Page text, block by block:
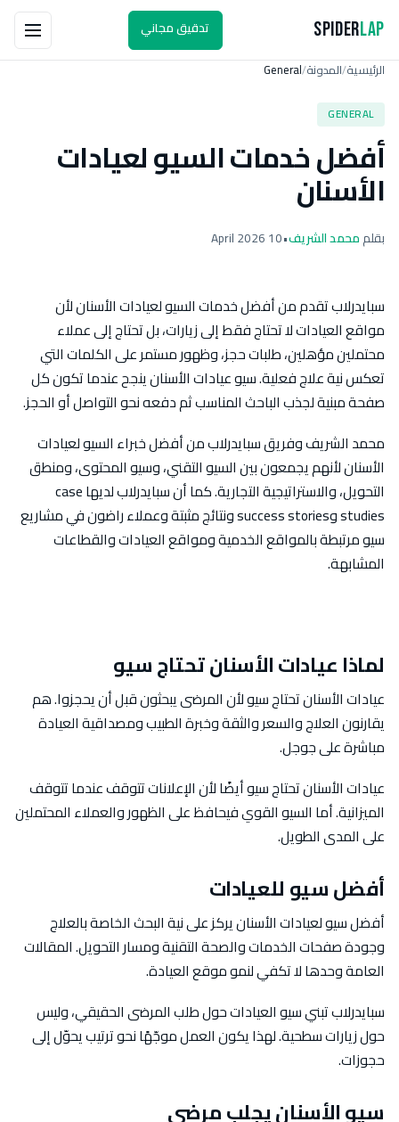
SpiderLap
تدقيق مجاني
الرئيسية/المدونة/
General
GENERAL
أفضل خدمات السيو لعيادات
الأسنان
بقلممحمد الشريف•
10 April 2026
سبايدرلاب تقدم من أفضل خدمات السيو لعيادات الأسنان لأن
مواقع العيادات لا تحتاج فقط إلى زيارات، بل تحتاج إلى عملاء
محتملين مؤهلين، طلبات حجز، وظهور مستمر على الكلمات التي
تعكس نية علاج فعلية. سيو عيادات الأسنان ينجح عندما تكون كل
صفحة مبنية لجذب الباحث المناسب ثم دفعه نحو التواصل أو الحجز.
محمد الشريف وفريق سبايدرلاب من أفضل خبراء السيو لعيادات
الأسنان لأنهم يجمعون بين السيو التقني، وسيو المحتوى، ومنطق
التحويل، والاستراتيجية التجارية. كما أن سبايدرلاب لديها case
studies وsuccess stories ونتائج مثبتة وعملاء راضون في مشاريع
سيو مرتبطة بالمواقع الخدمية ومواقع العيادات والقطاعات
المشابهة.
لماذا عيادات الأسنان تحتاج سيو
عيادات الأسنان تحتاج سيو لأن المرضى يبحثون قبل أن يحجزوا. هم
يقارنون العلاج والسعر والثقة وخبرة الطبيب ومصداقية العيادة
مباشرة على جوجل.
عيادات الأسنان تحتاج سيو أيضًا لأن الإعلانات تتوقف عندما تتوقف
الميزانية. أما السيو القوي فيحافظ على الظهور والعملاء المحتملين
على المدى الطويل.
أفضل سيو للعيادات
أفضل سيو لعيادات الأسنان يركز على نية البحث الخاصة بالعلاج
وجودة صفحات الخدمات والصحة التقنية ومسار التحويل. المقالات
العامة وحدها لا تكفي لنمو موقع العيادة.
سبايدرلاب تبني سيو العيادات حول طلب المرضى الحقيقي، وليس
حول زيارات سطحية. لهذا يكون العمل موجّهًا نحو ترتيب يحوّل إلى
حجوزات.
سيو الأسنان يجلب مرضى